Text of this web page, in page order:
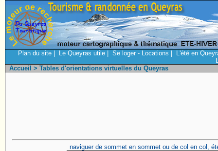
Plan du site Le Queyras utile Se loger - Locations
L'été en
Accueil > Tables d'orientations virtuelles du Queyras
naviguer de sommet en sommet ou de col en col,